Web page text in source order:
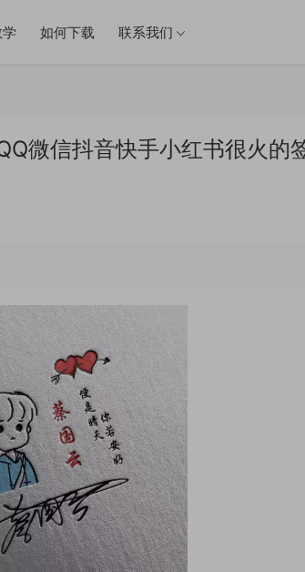
如何下载 联系我们
微信抖音快手小红书很火的